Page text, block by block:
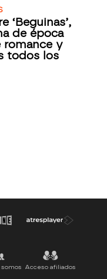
‘Beguinas’,
de época
romance y
todos los
Acceso afiliados